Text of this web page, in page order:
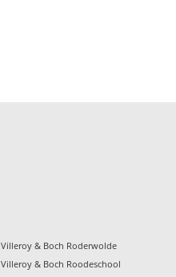
Villeroy & Boch Roderwolde
Villeroy & Boch Roodeschool